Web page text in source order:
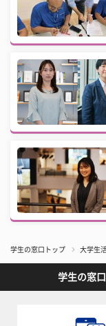
学生の窓口トップ 大学生
学生の窓